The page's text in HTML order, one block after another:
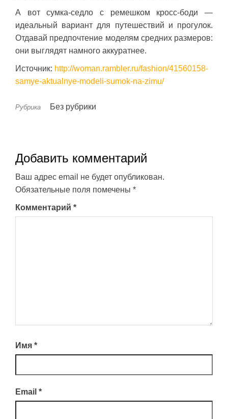
А вот сумка-седло с ремешком кросс-боди —
идеальный вариант для путешествий и прогулок.
Отдавай предпочтение моделям средних размеров:
они выглядят намного аккуратнее.
Источник: http://woman.rambler.ru/fashion/41560158-
samye-aktualnye-modeli-sumok-na-zimu/
Рубрика Без рубрики
Добавить комментарий
Ваш адрес email не будет опубликован.
Обязательные поля помечены *
Комментарий *
Имя *
Email *